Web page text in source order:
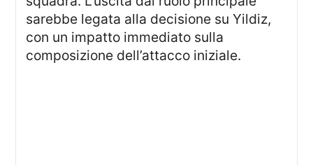
sarebbe legata alla decisione su Yildiz,
con un impatto immediato sulla
composizione dell’attacco iniziale.